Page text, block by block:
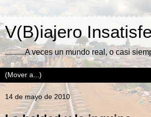
V(B)iajero
..........A veces un mundo real, o casi
14 de mayo de 2010